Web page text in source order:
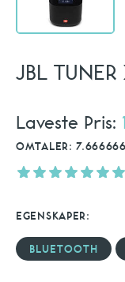
JBL
Laveste Pris:
OMTALER:
EGENSKAPER:
BLUETOOTH